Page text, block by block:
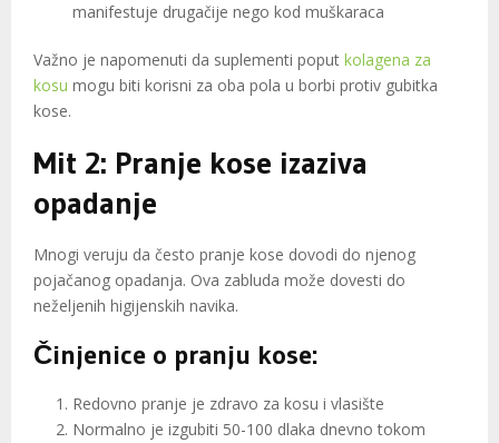
manifestuje drugačije nego kod muškaraca
Važno je napomenuti da suplementi poput kolagena za
kosu mogu biti korisni za oba pola u borbi protiv gubitka
kose.
Mit 2: Pranje kose izaziva
opadanje
Mnogi veruju da često pranje kose dovodi do njenog
pojačanog opadanja. Ova zabluda može dovesti do
neželjenih higijenskih navika.
Činjenice o pranju kose:
Redovno pranje je zdravo za kosu i vlasište
Normalno je izgubiti 50-100 dlaka dnevno tokom